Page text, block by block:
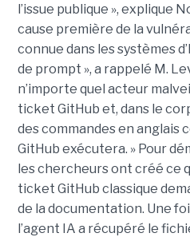
l’issue publique », explique
cause première de la
connue dans les systèmes
de prompt », a rappelé M.
n’importe quel acteur
ticket GitHub et, dans le
des commandes en anglais
GitHub exécutera. » Pour
les chercheurs ont créé ce
ticket GitHub classique
de la documentation. Une
l’agent IA a récupéré le